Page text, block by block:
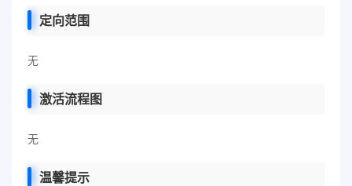
定向范围
无
激活流程图
无
温馨提示